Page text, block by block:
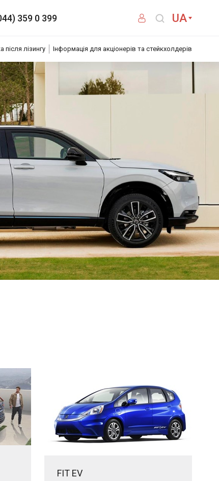
359 0 399 UA
після лізингу Інформація для акціонерів та стейкхолдерів
FIT EV